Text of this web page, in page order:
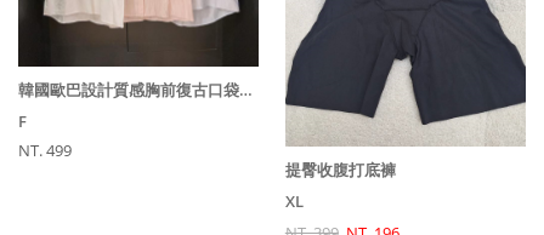
韓國歐巴設計質感胸前復古口袋設計直條短袖襯衫
F
NT. 499
提臀收腹打底褲
XL